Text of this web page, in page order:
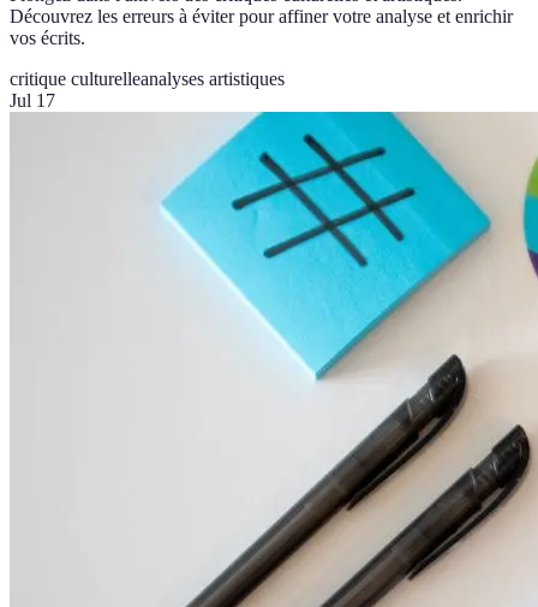
Découvrez les erreurs à éviter pour affiner votre analyse et enrichir
vos écrits.
critique culturelleanalyses artistiques
Jul 17